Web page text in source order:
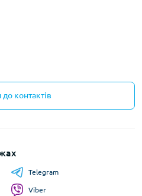
контактів
Telegram
Viber